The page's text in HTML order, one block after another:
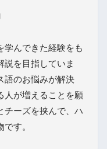
学んできた経験をも
説を目指していま
語のお悩みが解決
人が増えることを願
チーズを挟んで、ハ
す。